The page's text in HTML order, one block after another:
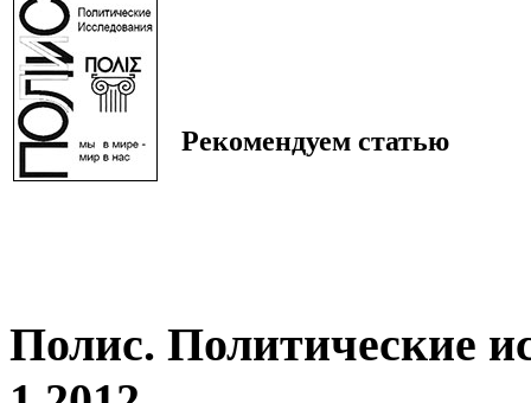
Рекомендуем статью
Полис. Политические